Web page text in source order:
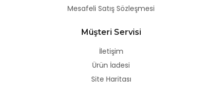
Mesafeli Satış Sözleşmesi
Müşteri Servisi
İletişim
Ürün İadesi
Site Haritası